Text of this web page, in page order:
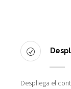
Despliega el